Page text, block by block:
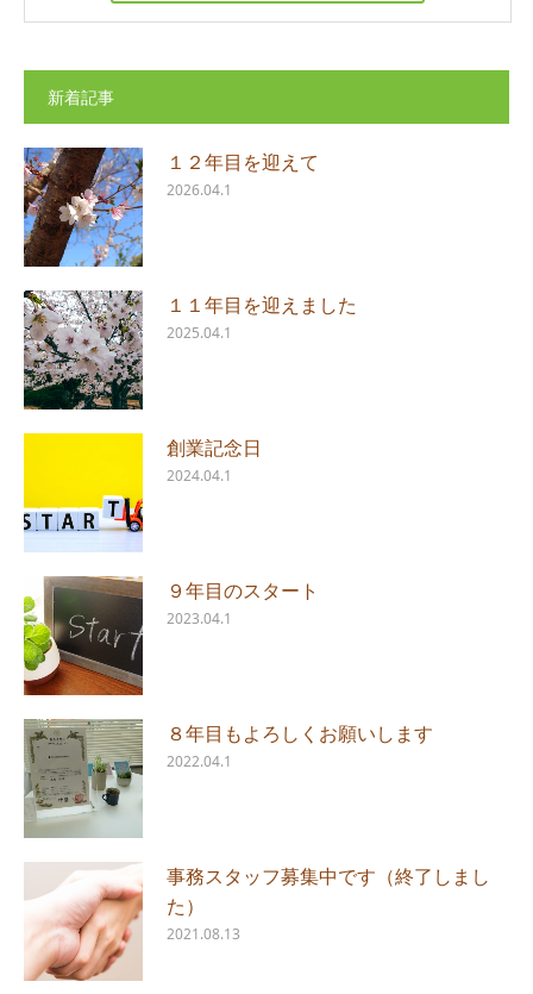
新着記事
１２年目を迎えて
2026.04.1
１１年目を迎えました
2025.04.1
創業記念日
2024.04.1
９年目のスタート
2023.04.1
８年目もよろしくお願いします
2022.04.1
事務スタッフ募集中です（終了しまし
た）
2021.08.13